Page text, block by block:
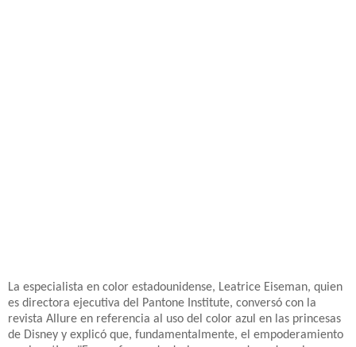
La especialista en color estadounidense, Leatrice Eiseman, quien
es directora ejecutiva del Pantone Institute, conversó con la
revista Allure en referencia al uso del color azul en las princesas
de Disney y explicó que, fundamentalmente, el empoderamiento